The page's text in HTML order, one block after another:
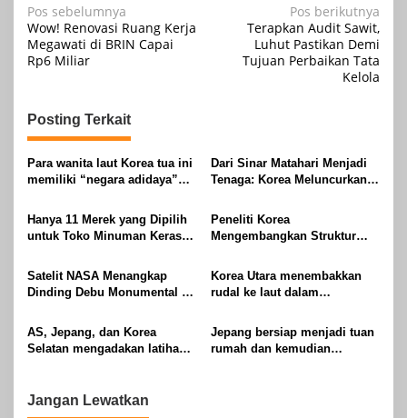
Navigasi
pos
Pos sebelumnya
Wow! Renovasi Ruang Kerja
Megawati di BRIN Capai
Rp6 Miliar
Pos berikutnya
Terapkan Audit Sawit,
Luhut Pastikan Demi
Tujuan Perbaikan Tata
Kelola
Posting Terkait
Para wanita laut Korea tua ini
memiliki “negara adidaya”
Dari Sinar Matahari Menjadi
Tenaga: Korea Meluncurkan
Mandiri yang Revolusioner
Hanya 11 Merek yang Dipilih
untuk Toko Minuman Keras
Incheon Korea
Peneliti Korea
Mengembangkan Struktur
Revolusioner untuk Baterai
Lithium
Satelit NASA Menangkap
Dinding Debu Monumental di
Korea Utara menembakkan
rudal ke laut dalam
terbarunya, kata Korea
Selatan
AS, Jepang, dan Korea
Selatan mengadakan latihan
pemimpin Jepang dan
Jepang bersiap menjadi tuan
rumah dan kemudian
Jangan Lewatkan